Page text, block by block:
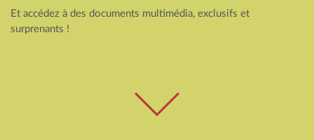
Et accédez à des documents multimédia, exclusifs et
surprenants !